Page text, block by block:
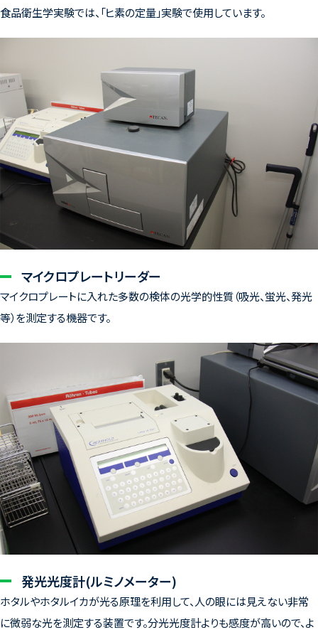
食品衛生学実験では、「ヒ素の定量」実験で使用しています。
マイクロプレートリーダー
マイクロプレートに入れた多数の検体の光学的性質（吸光、蛍光、発光
等）を測定する機器です。
発光光度計(ルミノメーター)
ホタルやホタルイカが光る原理を利用して、人の眼には見えない非常
に微弱な光を測定する装置です。分光光度計よりも感度が高いので、よ